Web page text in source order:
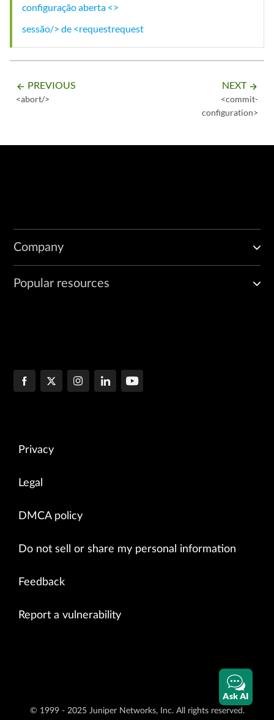
configuração aberta <>
sessão/> de <requestrequest
arrow_backward PREVIOUS
<abort/>
NEXT arrow_forward
<commit-
configuration>
Company
Popular resources
Privacy
Legal
DMCA policy
Do not sell or share my personal information
Feedback
Report a vulnerability
© 1999 - 2025 Juniper Networks, Inc. All rights reserved.
Ask AI